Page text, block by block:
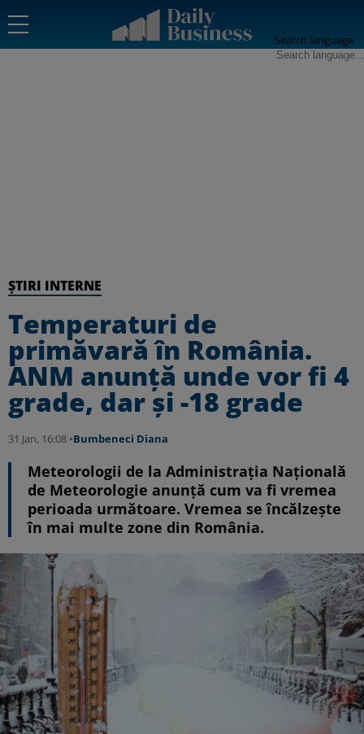
Search language
ȘTIRI INTERNE
Temperaturi de
primăvară în România.
ANM anunță unde vor fi 4
grade, dar și -18 grade
31 Jan, 16:08 •Bumbeneci Diana
Meteorologii de la Administrația Națională
de Meteorologie anunță cum va fi vremea
perioada următoare. Vremea se încălzește
în mai multe zone din România.